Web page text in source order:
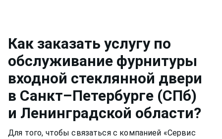
Как заказать услугу по
обслуживание фурнитуры
входной стеклянной двери
в Санкт–Петербурге (СПб)
и Ленинградской области?
Для того, чтобы связаться с компанией «Сервис